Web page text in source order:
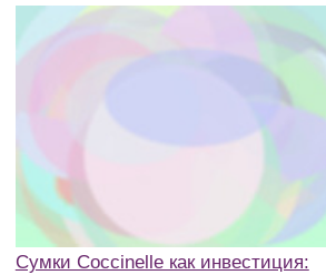
Сумки Coccinelle как инвестиция: